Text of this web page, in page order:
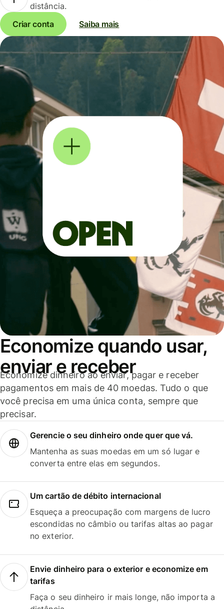
distância.
Criar conta
Saiba mais
Economize quando usar,
enviar e receber
Economize dinheiro ao enviar, pagar e receber
pagamentos em mais de 40 moedas. Tudo o que
você precisa em uma única conta, sempre que
precisar.
Gerencie o seu dinheiro onde quer que vá.
Mantenha as suas moedas em um só lugar e
converta entre elas em segundos.
Um cartão de débito internacional
Esqueça a preocupação com margens de lucro
escondidas no câmbio ou tarifas altas ao pagar
no exterior.
Envie dinheiro para o exterior e economize em
tarifas
Faça o seu dinheiro ir mais longe, não importa a